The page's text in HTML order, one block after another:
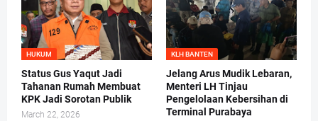
HUKUM
Status Gus Yaqut Jadi
Tahanan Rumah Membuat
KPK Jadi Sorotan Publik
March 22, 2026
KLH BANTEN
Jelang Arus Mudik Lebaran,
Menteri LH Tinjau
Pengelolaan Kebersihan di
Terminal Purabaya